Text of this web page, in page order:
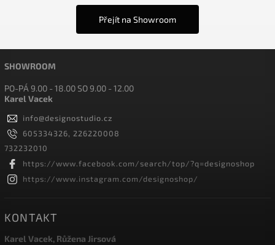
Přejít na Showroom
SHOWROOM
PO-PÁ 9.00 - 18.00 SO 9.00 - 12.00
Karel Vacek
info@designostudio.cz
605334326, 226220008
732232010
https://www.facebook.com/search/top/?q=designoshop
https://www.instagram.com/designoshop/
KONTAKT
Karel Vacek, Růžena Jirsová